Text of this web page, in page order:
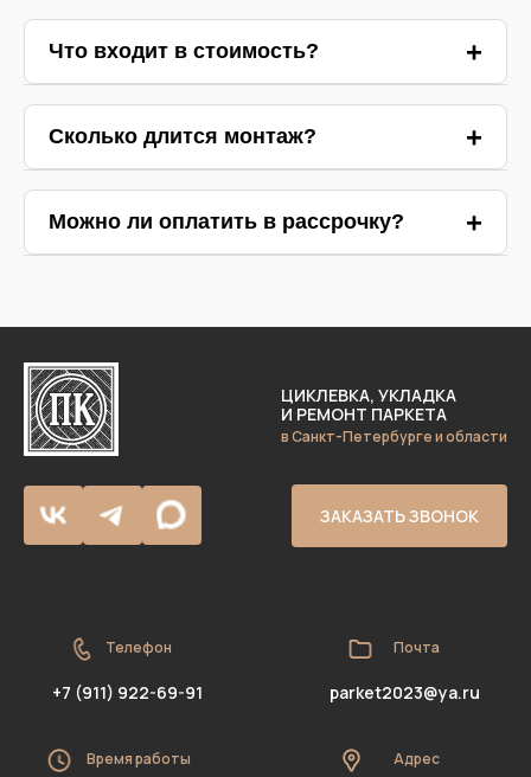
Что входит в стоимость?
Сколько длится монтаж?
Можно ли оплатить в рассрочку?
ЦИКЛЕВКА, УКЛАДКА
И РЕМОНТ ПАРКЕТА
в Санкт-Петербурге и области
ЗАКАЗАТЬ ЗВОНОК
Телефон
+7 (911) 922-69-91
Почта
parket2023@ya.ru
Время работы Адрес